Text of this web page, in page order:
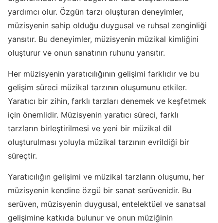
yardımcı olur. Özgün tarzı oluşturan deneyimler,
müzisyenin sahip olduğu duygusal ve ruhsal zenginliği
yansıtır. Bu deneyimler, müzisyenin müzikal kimliğini
oluşturur ve onun sanatının ruhunu yansıtır.
Her müzisyenin yaratıcılığının gelişimi farklıdır ve bu
gelişim süreci müzikal tarzının oluşumunu etkiler.
Yaratıcı bir zihin, farklı tarzları denemek ve keşfetmek
için önemlidir. Müzisyenin yaratıcı süreci, farklı
tarzların birleştirilmesi ve yeni bir müzikal dil
oluşturulması yoluyla müzikal tarzının evrildiği bir
süreçtir.
Yaratıcılığın gelişimi ve müzikal tarzların oluşumu, her
müzisyenin kendine özgü bir sanat serüvenidir. Bu
serüven, müzisyenin duygusal, entelektüel ve sanatsal
gelişimine katkıda bulunur ve onun müziğinin